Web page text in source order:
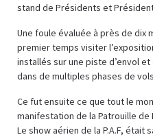
stand de Présidents et
Une foule évaluée à près de dix
premier temps visiter
installés sur une piste d’envol
dans de multiples phases de
Ce fut ensuite ce que tout le
manifestation de la Patrouille de
Le show aérien de la P.A.F, était